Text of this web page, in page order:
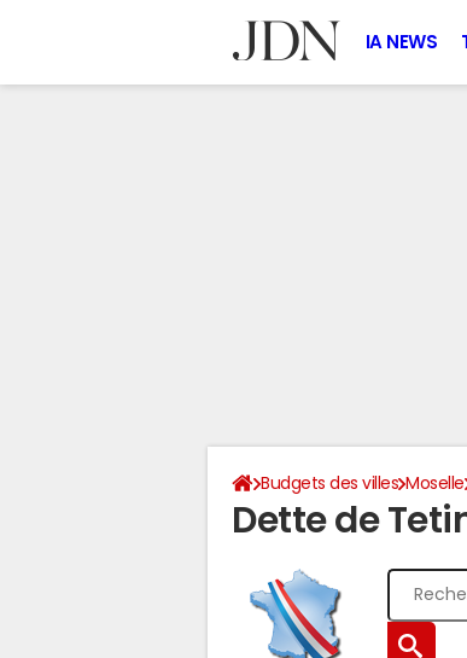
IA NEWS
Budgets des villes Moselle
Dette de